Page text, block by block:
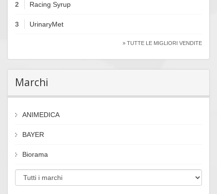
2 Racing Syrup
3 UrinaryMet
» TUTTE LE MIGLIORI VENDITE
Marchi
ANIMEDICA
BAYER
Biorama